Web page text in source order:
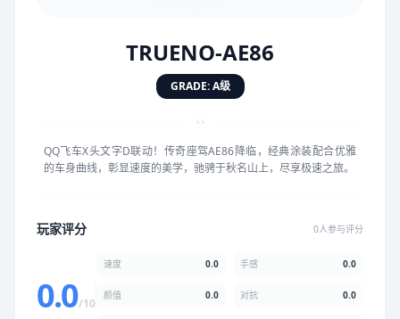
TRUENO-AE86
GRADE: A级
“
QQ飞车X头文字D联动！传奇座驾AE86降临，经典涂装配合优雅
的车身曲线，彰显速度的美学，驰骋于秋名山上，尽享极速之旅。
玩家评分 0人参与评分
0.0/10
速度 0.0 手感 0.0
颜值 0.0 对抗 0.0
★★★★★★
手感 5.0分
★★ ★ ★